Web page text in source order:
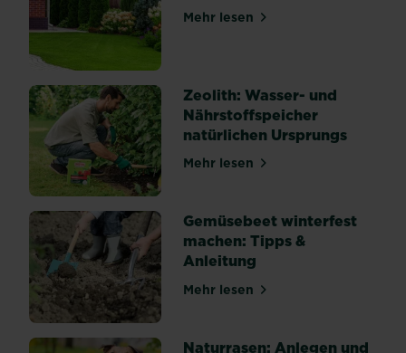
Mehr lesenüber 7 Tipps für einen
Zeolith: Wasser- und
Nährstoffspeicher
natürlichen Ursprungs
Mehr lesenüber Zeolith: Wasser- und
Gemüsebeet winterfest
machen: Tipps &
Anleitung
Mehr lesenüber Gemüsebeet
Naturrasen: Anlegen und